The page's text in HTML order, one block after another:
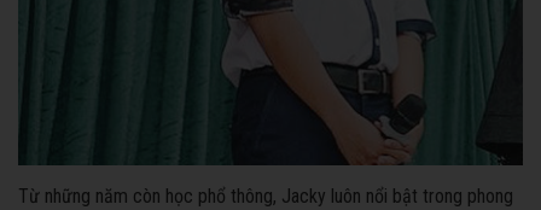
Từ những năm còn học phổ thông, Jacky luôn nổi bật trong phong